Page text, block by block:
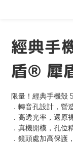
經典手
盾® 犀
限量！經典手機殼
．轉音孔設計，營
．高透光率，還原
．真機開模，孔位
．鏡頭處加高保護